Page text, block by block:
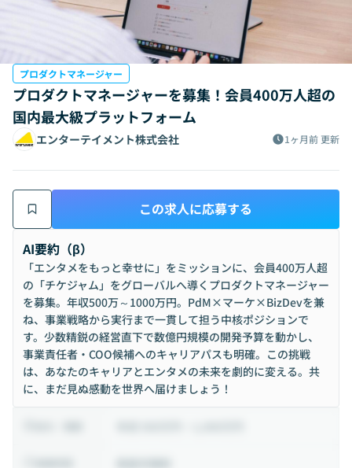
プロダクトマネージャー
プロダクトマネージャーを募集！会員400万人超の
国内最大級プラットフォーム
エンターテイメント株式会社 1ヶ月前 更新
この求人に応募する
AI要約（β）
「エンタメをもっと幸せに」をミッションに、会員400万人超
の「チケジャム」をグローバルへ導くプロダクトマネージャー
を募集。年収500万～1000万円。PdM×マーケ×BizDevを兼
ね、事業戦略から実行まで一貫して担う中核ポジションで
す。少数精鋭の経営直下で数億円規模の開発予算を動かし、
事業責任者・COO候補へのキャリアパスも明確。この挑戦
は、あなたのキャリアとエンタメの未来を劇的に変える。共
に、まだ見ぬ感動を世界へ届けましょう！